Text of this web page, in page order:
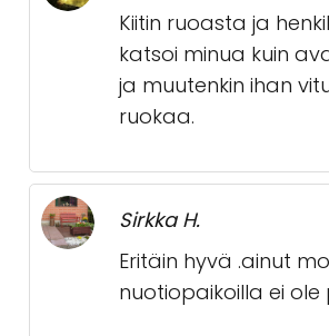
Kiitin ruoasta ja
katsoi minua kuin
ja muutenkin ihan
ruokaa.
Sirkka H.
Eritäin hyvä .ainut
nuotiopaikoilla ei ole